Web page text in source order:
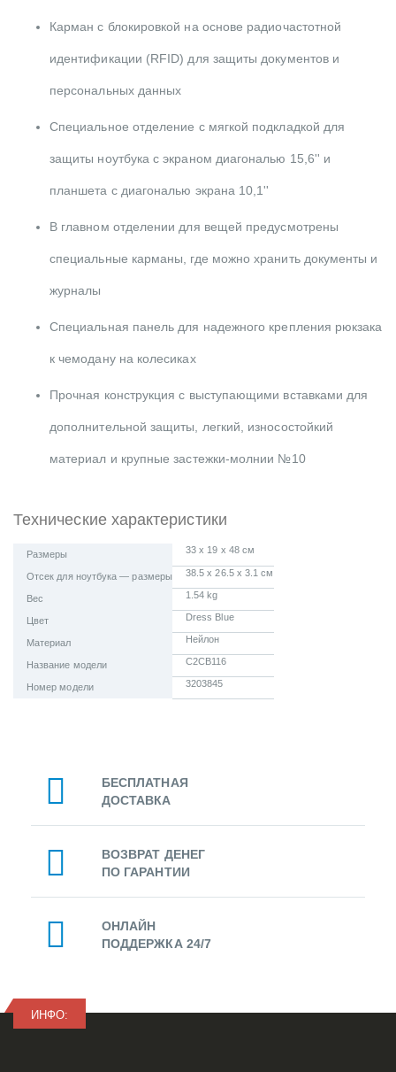
Карман с блокировкой на основе радиочастотной
идентификации (RFID) для защиты документов и
персональных данных
Специальное отделение с мягкой подкладкой для
защиты ноутбука с экраном диагональю 15,6'' и
планшета с диагональю экрана 10,1''
В главном отделении для вещей предусмотрены
специальные карманы, где можно хранить документы и
журналы
Специальная панель для надежного крепления рюкзака
к чемодану на колесиках
Прочная конструкция с выступающими вставками для
дополнительной защиты, легкий, износостойкий
материал и крупные застежки-молнии №10
Технические характеристики
Размеры 33 x 19 x 48 см
Отсек для ноутбука — размеры 38.5 x 26.5 x 3.1 см
Вес 1.54 kg
Цвет Dress Blue
Материал Нейлон
Название модели C2CB116
Номер модели 3203845
БЕСПЛАТНАЯ
ДОСТАВКА
ВОЗВРАТ ДЕНЕГ
ПО ГАРАНТИИ
ОНЛАЙН
ПОДДЕРЖКА 24/7
ИНФО: